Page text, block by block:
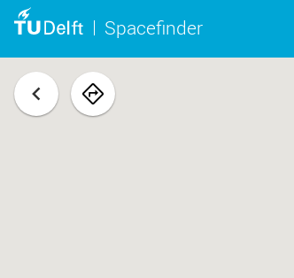
Spacefinder
terug
navigeer